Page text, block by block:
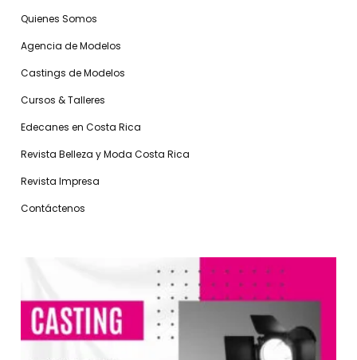
Quienes Somos
Agencia de Modelos
Castings de Modelos
Cursos & Talleres
Edecanes en Costa Rica
Revista Belleza y Moda Costa Rica
Revista Impresa
Contáctenos